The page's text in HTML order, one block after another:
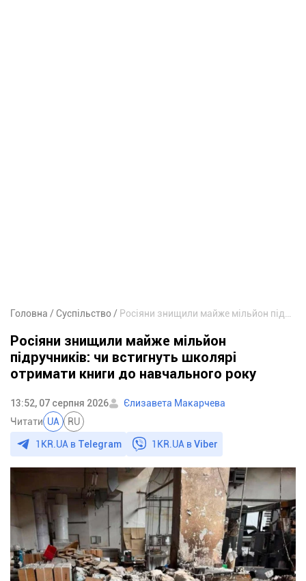
Головна Суспільство
Росіяни знищили майже мільйон
підручників: чи встигнуть школярі
отримати книги до навчального року
13:52, 07 серпня 2026
Єлизавета Макарчева
Читати UA RU
1KR.UA в Telegram 1KR.UA вViber